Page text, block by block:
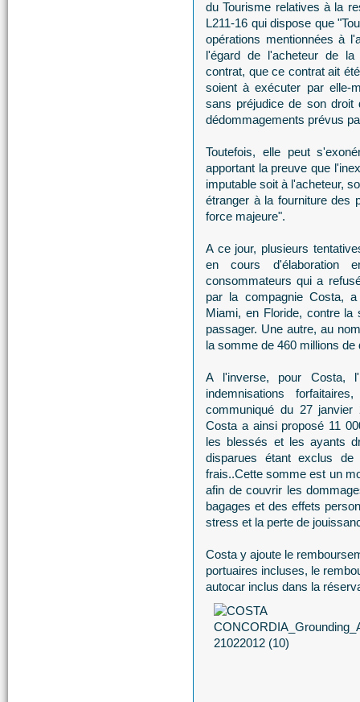
du Tourisme relatives à la
L211-16 qui dispose que
opérations mentionnées à
l'égard de l'acheteur de la
contrat, que ce contrat ait
soient à exécuter par elle-
sans préjudice de son
dédommagements prévus
Toutefois, elle peut
apportant la preuve que
imputable soit à l'acheteur,
étranger à la fourniture des
force majeure".
A ce jour, plusieurs
en cours d'élaboration
consommateurs qui a
par la compagnie Costa,
Miami, en Floride, contre
passager. Une autre, au
la somme de 460 millions de
A l'inverse, pour Costa,
indemnisations
communiqué du 27
Costa a ainsi proposé 11
les blessés et les ayants
disparues étant exclus
frais..Cette somme est un
afin de couvrir les
bagages et des effets
stress et la perte de
Costa y ajoute le
portuaires incluses, le
autocar inclus dans la